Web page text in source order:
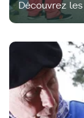
Découvrez